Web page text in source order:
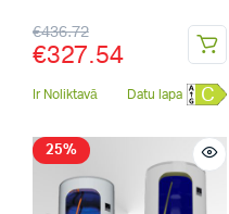
€436.72
€327.54
Ir Noliktavā Datu lapa C
25%